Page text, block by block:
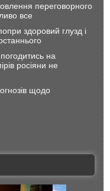
переговорного
все
здоровий глузд і
на
росіяни не
щодо